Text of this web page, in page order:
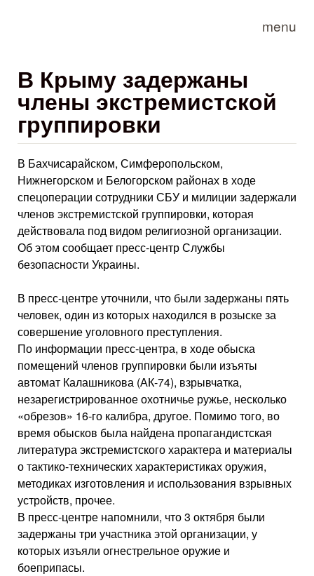
menu
В Крыму задержаны
члены экстремистской
группировки
В Бахчисарайском, Симферопольском,
Нижнегорском и Белогорском районах в ходе
спецоперации сотрудники СБУ и милиции задержали
членов экстремистской группировки, которая
действовала под видом религиозной организации.
Об этом сообщает пресс-центр Службы
безопасности Украины.
В пресс-центре уточнили, что были задержаны пять
человек, один из которых находился в розыске за
совершение уголовного преступления.
По информации пресс-центра, в ходе обыска
помещений членов группировки были изъяты
автомат Калашникова (АК-74), взрывчатка,
незарегистрированное охотничье ружье, несколько
«обрезов» 16-го калибра, другое. Помимо того, во
время обысков была найдена пропагандистская
литература экстремистского характера и материалы
о тактико-технических характеристиках оружия,
методиках изготовления и использования взрывных
устройств, прочее.
В пресс-центре напомнили, что 3 октября были
задержаны три участника этой организации, у
которых изъяли огнестрельное оружие и
боеприпасы.